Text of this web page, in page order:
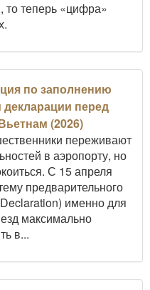
теперь «цифра»
по заполнению
декларации перед
(2026)
переживают
в аэропорту, но
С 15 апреля
предварительного
именно для
максимально
в...